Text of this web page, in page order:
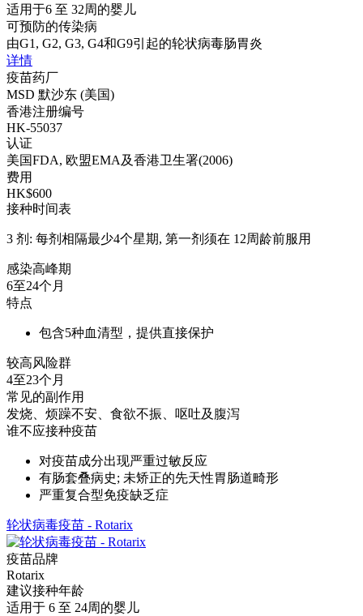
适用于6 至 32周的婴儿
可预防的传染病
由G1, G2, G3, G4和G9引起的轮状病毒肠胃炎
详情
疫苗药厂
MSD 默沙东 (美国)
香港注册编号
HK-55037
认证
美国FDA, 欧盟EMA及香港卫生署(2006)
费用
HK$600
接种时间表
3 剂: 每剂相隔最少4个星期, 第一剂须在 12周龄前服用
感染高峰期
6至24个月
特点
包含5种血清型，提供直接保护
较高风险群
4至23个月
常见的副作用
发烧、烦躁不安、食欲不振、呕吐及腹泻
谁不应接种疫苗
对疫苗成分出现严重过敏反应
有肠套叠病史; 未矫正的先天性胃肠道畸形
严重复合型免疫缺乏症
轮状病毒疫苗 - Rotarix
疫苗品牌
Rotarix
建议接种年龄
适用于 6 至 24周的婴儿